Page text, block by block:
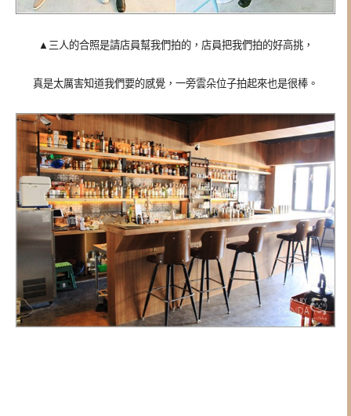
▲ 三人的合照是請店員幫我們拍的，店員把我們拍的好高挑，
真是太厲害知道我們要的感覺，一旁雲朵位子拍起來也是很棒。